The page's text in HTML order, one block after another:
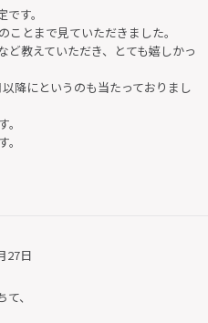
す。
とまで見ていただきました。
教えていただき、とても嬉しかっ
降にというのも当たっておりまし
27日
、